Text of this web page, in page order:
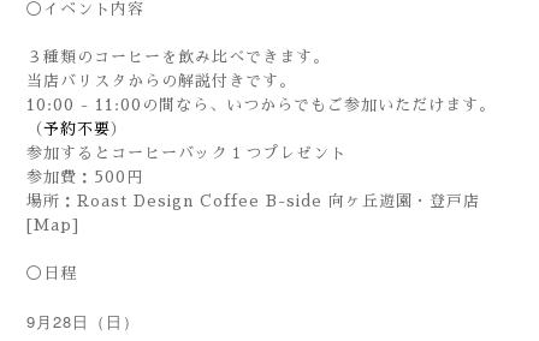
◯イベント内容
３種類のコーヒーを飲み比べできます。
当店バリスタからの解説付きです。
10:00 - 11:00の間なら、いつからでもご参加いただけます。
（予約不要）
参加するとコーヒーバック１つプレゼント
参加費：500円
場所：Roast Design Coffee B-side 向ヶ丘遊園・登戸店
[Map]
◯日程
9月28日（日）